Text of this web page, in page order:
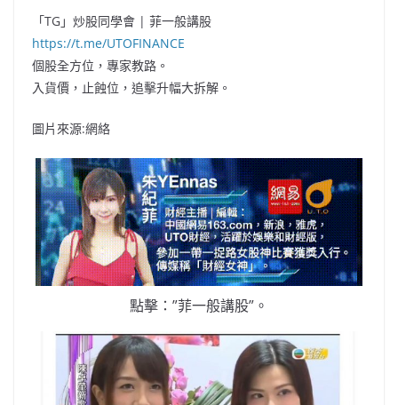
「TG」炒股同學會 | 菲一般講股
https://t.me/UTOFINANCE
個股全方位，專家教路。
入貨價，止蝕位，追擊升幅大拆解。
圖片來源:網絡
點擊：”菲一般講股”。